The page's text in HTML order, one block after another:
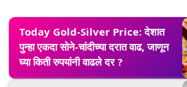
Today Gold-Silver Price: देशात
पुन्हा एकदा सोने-चांदीच्या दरात वाढ, जाणून
घ्या किती रुपयांनी वाढले दर ?